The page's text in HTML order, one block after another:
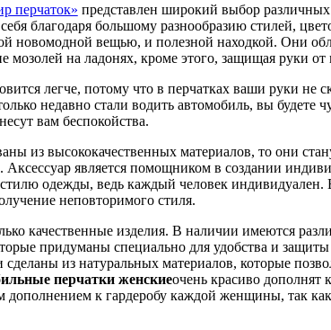
перчаток» представлен широкий выбор
благодаря большому разнообразию стилей,
новомодной вещью, и полезной находкой. Они
мозолей на ладонях, кроме этого, защищая руки от
легче, потому что в перчатках ваши руки не
недавно стали водить автомобиль, вы будете
вам беспокойства.
из высококачественных материалов, то они
является помощником в создании
одежды, ведь каждый человек
неповторимого стиля.
качественные изделия. В наличии имеются
придуманы специально для удобства и
из натуральных материалов, которые
перчатки женскиеочень красиво
дополнением к гардеробу каждой женщины, так